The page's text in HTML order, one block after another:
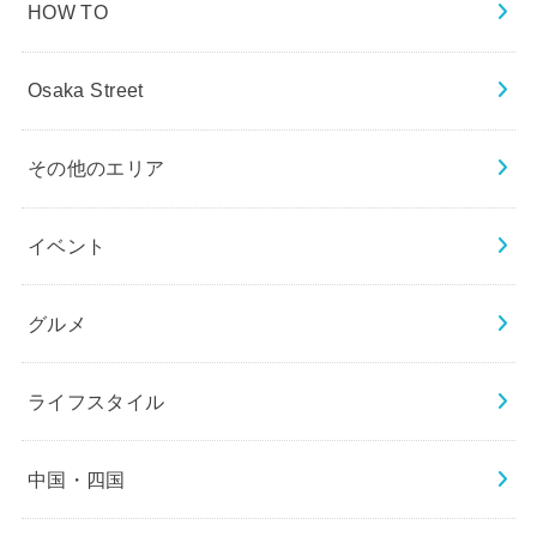
HOW TO
Osaka Street
その他のエリア
イベント
グルメ
ライフスタイル
中国・四国